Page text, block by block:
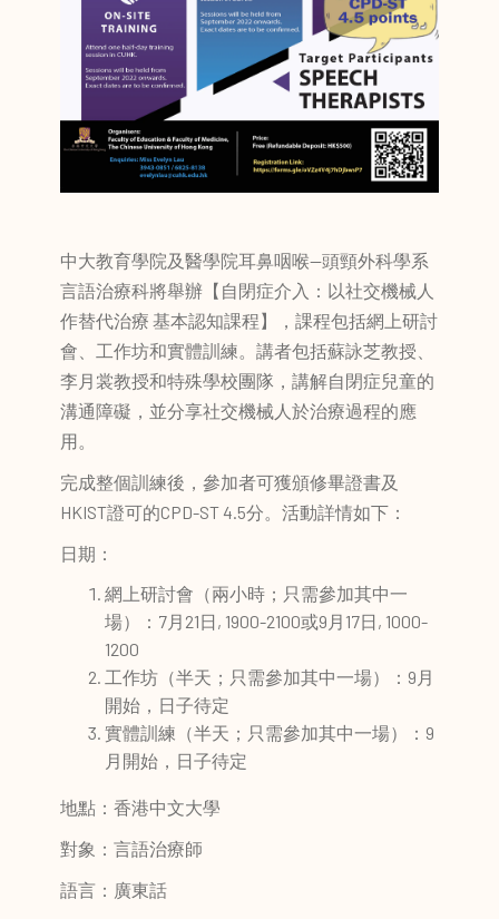
中大教育學院及醫學院耳鼻咽喉—頭頸外科學系
言語治療科將舉辦【自閉症介入：以社交機械人
作替代治療 基本認知課程】，課程包括網上研討
會、工作坊和實體訓練。講者包括蘇詠芝教授、
李月裳教授和特殊學校團隊，講解自閉症兒童的
溝通障礙，並分享社交機械人於治療過程的應
用。
完成整個訓練後，參加者可獲頒修畢證書及
HKIST證可的CPD-ST 4.5分。活動詳情如下：
日期：
網上研討會（兩小時；只需參加其中一
場）：7月21日, 1900-2100或9月17日, 1000-
1200
工作坊（半天；只需參加其中一場）：9月
開始，日子待定
實體訓練（半天；只需參加其中一場）：9
月開始，日子待定
地點：香港中文大學
對象：言語治療師
語言：廣東話